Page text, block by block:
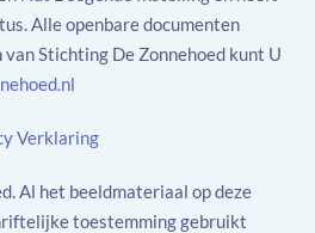
Alle openbare documenten
Stichting De Zonnehoed kunt U
Verklaring
Al het beeldmateriaal op deze
toestemming gebruikt